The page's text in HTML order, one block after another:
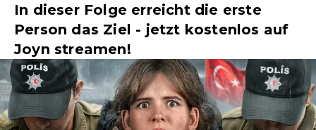
In dieser Folge erreicht die erste
Person das Ziel - jetzt kostenlos auf
Joyn streamen!